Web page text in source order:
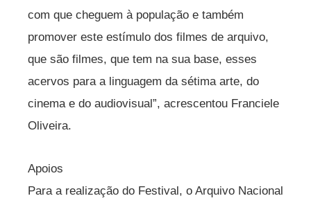
com que cheguem à população e também
promover este estímulo dos filmes de arquivo,
que são filmes, que tem na sua base, esses
acervos para a linguagem da sétima arte, do
cinema e do audiovisual”, acrescentou Franciele
Oliveira.
Apoios
Para a realização do Festival, o Arquivo Nacional